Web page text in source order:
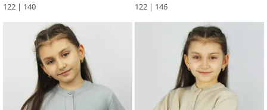
122 | 140 122 | 146